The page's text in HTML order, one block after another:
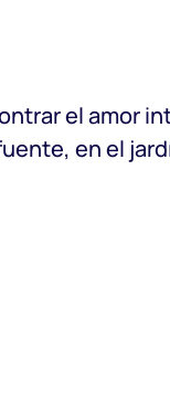
el amor
en el